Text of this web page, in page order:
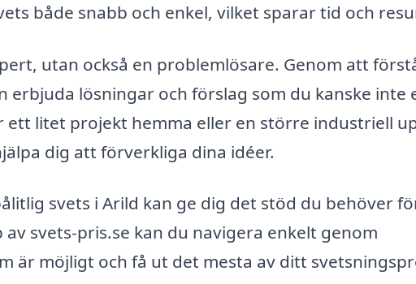
både snabb och enkel, vilket sparar tid och
utan också en problemlösare. Genom att
erbjuda lösningar och förslag som du kanske inte
ett litet projekt hemma eller en större industriell
dig att förverkliga dina idéer.
svets i Arild kan ge dig det stöd du behöver
svets-pris.se kan du navigera enkelt genom
är möjligt och få ut det mesta av ditt